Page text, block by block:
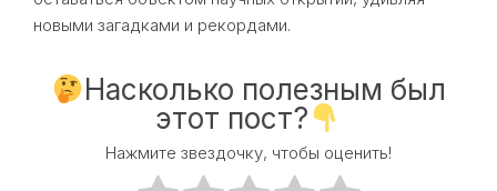
новыми загадками и рекордами.
Насколько полезным был
этот пост?
Нажмите звездочку, чтобы оценить!